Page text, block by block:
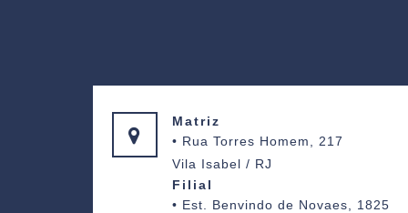
Matriz
• Rua Torres Homem, 217
Vila Isabel / RJ
Filial
• Est. Benvindo de Novaes, 1825